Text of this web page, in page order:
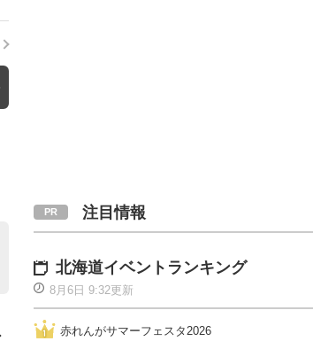
注目情報
北海道イベントランキング
8月6日 9:32更新
赤れんがサマーフェスタ2026